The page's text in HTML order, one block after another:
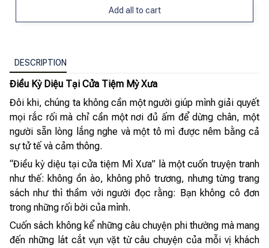
Add all to cart
DESCRIPTION
Điều Kỳ Diệu Tại Cửa Tiệm Mỳ Xưa
Đôi khi, chúng ta không cần một người giúp mình giải quyết
mọi rắc rối mà chỉ cần một nơi đủ ấm để dừng chân, một
người sẵn lòng lắng nghe và một tô mì được nêm bằng cả
sự tử tế và cảm thông.
“Điều kỳ diệu tại cửa tiệm Mì Xưa” là một cuốn truyện tranh
như thế: không ồn ào, không phô trương, nhưng từng trang
sách như thì thầm với người đọc rằng: Bạn không cô đơn
trong những rối bời của mình.
Cuốn sách không kể những câu chuyện phi thường mà mang
đến những lát cắt vụn vặt từ câu chuyện của mỗi vị khách